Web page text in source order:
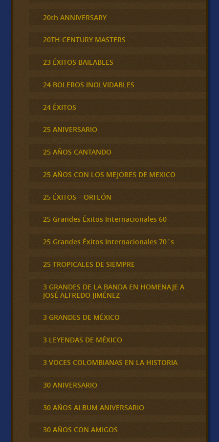
20th ANNIVERSARY
20TH CENTURY MASTERS
23 ÉXITOS BAILABLES
24 BOLEROS INOLVIDABLES
24 ÉXITOS
25 ANIVERSARIO
25 AÑOS CANTANDO
25 AÑOS CON LOS MEJORES DE MEXICO
25 ÉXITOS – ORFEÓN
25 Grandes Éxitos Internacionales 60
25 Grandes Éxitos Internacionales 70´s
25 TROPICALES DE SIEMPRE
3 GRANDES DE LA BANDA EN HOMENAJE A
JOSÉ ALFREDO JIMÉNEZ
3 GRANDES DE MÉXICO
3 LEYENDAS DE MÉXICO
3 VOCES COLOMBIANAS EN LA HISTORIA
30 ANIVERSARIO
30 AÑOS ALBUM ANIVERSARIO
30 AÑOS CON AMIGOS